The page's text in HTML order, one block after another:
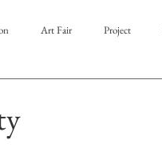
Art Fair Project